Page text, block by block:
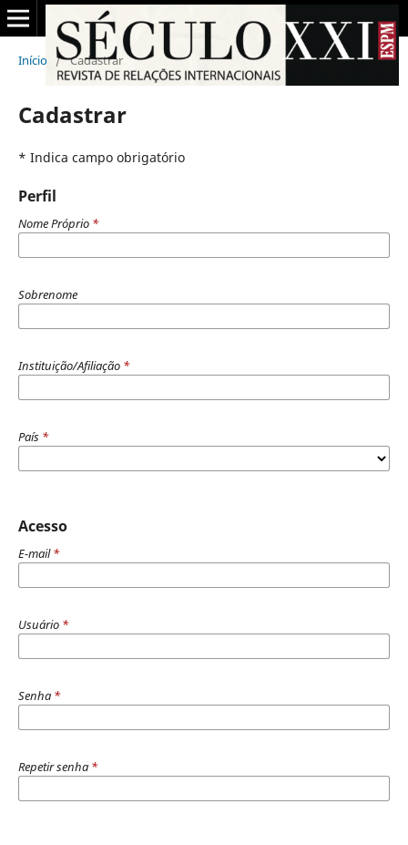
Início / Cadastrar
Cadastrar
* Indica campo obrigatório
Perfil
Nome Próprio *
Sobrenome
Instituição/Afiliação *
País *
Acesso
E-mail*
Usuário *
Senha *
Repetir senha *